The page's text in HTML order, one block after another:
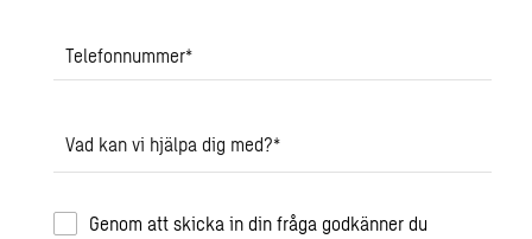
Telefonnummer*
Vad kan vi hjälpa dig med?*
Genom att skicka in din fråga godkänner du